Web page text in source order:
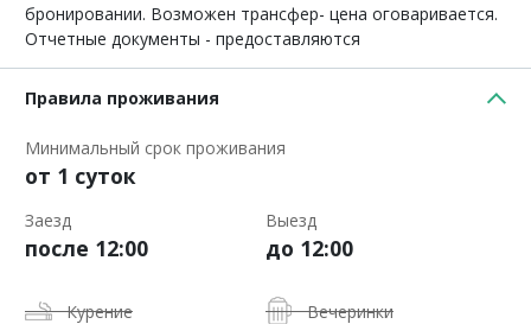
бронировании. Возможен трансфер- цена оговаривается.
Отчетные документы - предоставляются
Правила проживания
Минимальный срок проживания
от 1 суток
Заезд
после 12:00
Выезд
до 12:00
Курение
Вечеринки